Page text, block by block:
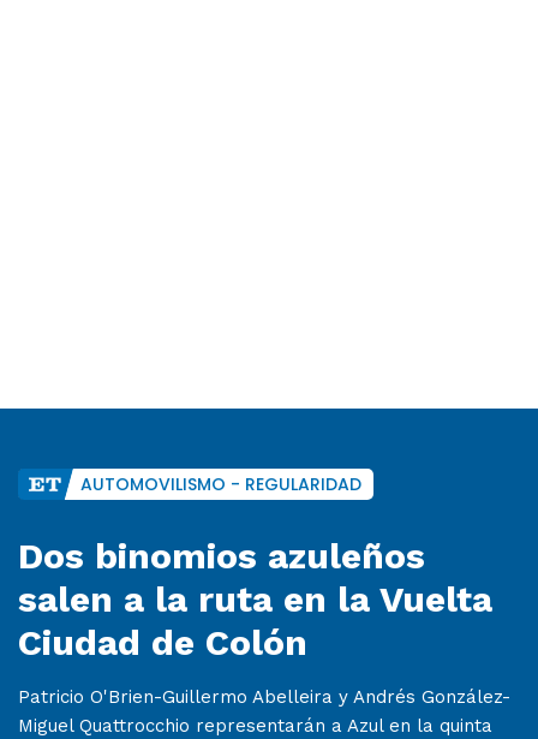
AUTOMOVILISMO - REGULARIDAD
Dos binomios azuleños
salen a la ruta en la Vuelta
Ciudad de Colón
Patricio O'Brien-Guillermo Abelleira y Andrés González-
Miguel Quattrocchio representarán a Azul en la quinta